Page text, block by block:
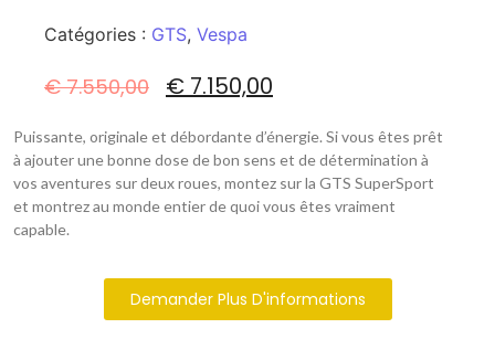
Catégories : GTS, Vespa
€7.550,00 € 7.150,00
Puissante, originale et débordante d’énergie. Si vous êtes prêt
à ajouter une bonne dose de bon sens et de détermination à
vos aventures sur deux roues, montez sur la GTS SuperSport
et montrez au monde entier de quoi vous êtes vraiment
capable.
Demander Plus D'informations